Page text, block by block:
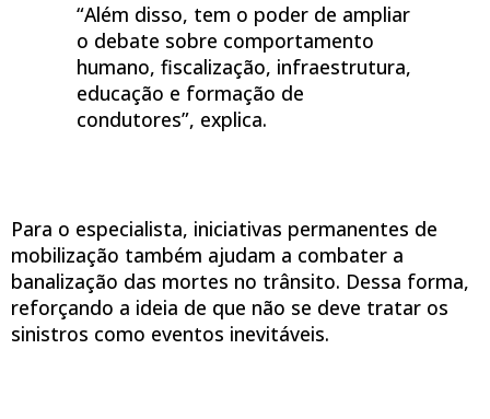
“Além disso, tem o poder de ampliar
o debate sobre comportamento
humano, fiscalização, infraestrutura,
educação e formação de
condutores”, explica.
Para o especialista, iniciativas permanentes de
mobilização também ajudam a combater a
banalização das mortes no trânsito. Dessa forma,
reforçando a ideia de que não se deve tratar os
sinistros como eventos inevitáveis.